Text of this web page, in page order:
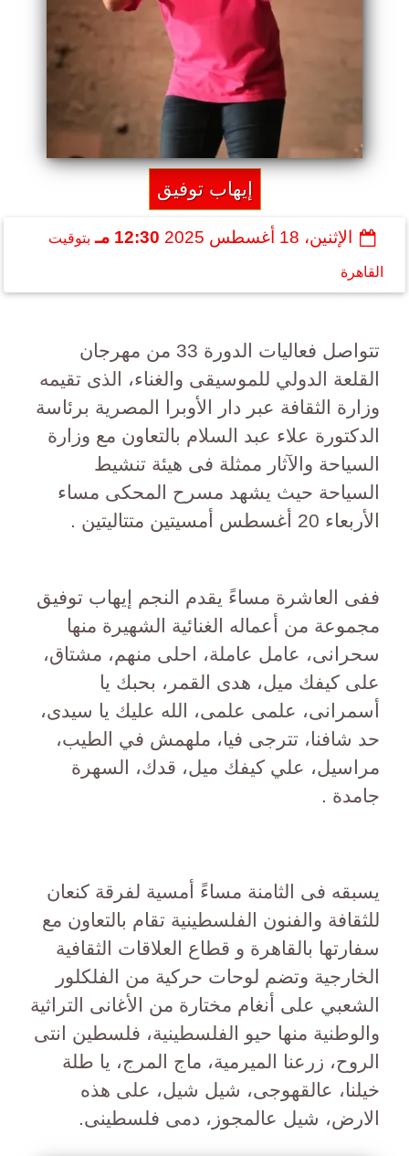
إيهاب توفيق
الإثنين، 18 أغسطس 2025 12:30 مـ بتوقيت
القاهرة
تتواصل فعاليات الدورة 33 من مهرجان
القلعة الدولي للموسيقى والغناء، الذى تقيمه
وزارة الثقافة عبر دار الأوبرا المصرية برئاسة
الدكتورة علاء عبد السلام بالتعاون مع وزارة
السياحة والآثار ممثلة فى هيئة تنشيط
السياحة حيث يشهد مسرح المحكى مساء
الأربعاء 20 أغسطس أمسيتين متتاليتين .
ففى العاشرة مساءً يقدم النجم إيهاب توفيق
مجموعة من أعماله الغنائية الشهيرة منها
سحرانى، عامل عاملة، احلى منهم، مشتاق،
على كيفك ميل، هدى القمر، بحبك يا
أسمرانى، علمى علمى، الله عليك يا سيدى،
حد شافنا، تترجى فيا، ملهمش في الطيب،
مراسيل، علي كيفك ميل، قدك، السهرة
جامدة .
يسبقه فى الثامنة مساءً أمسية لفرقة كنعان
للثقافة والفنون الفلسطينية تقام بالتعاون مع
سفارتها بالقاهرة و قطاع العلاقات الثقافية
الخارجية وتضم لوحات حركية من الفلكلور
الشعبي على أنغام مختارة من الأغانى التراثية
والوطنية منها حيو الفلسطينية، فلسطين انتى
الروح، زرعنا الميرمية، ماج المرج، يا طلة
خيلنا، عالقهوجى، شيل شيل، على هذه
الارض، شيل عالمجوز، دمى فلسطينى.